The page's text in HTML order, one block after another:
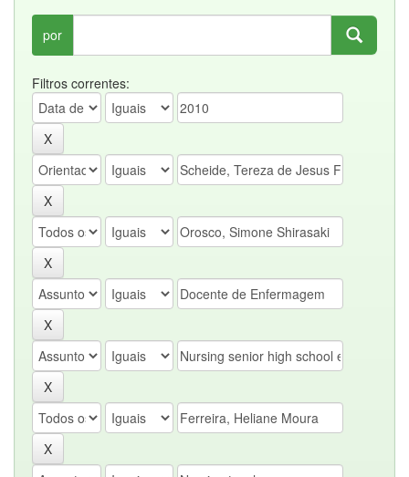
por
Filtros correntes: